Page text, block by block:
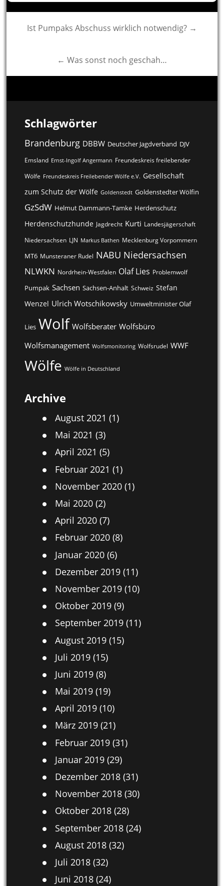
Post
Ist Pumpaks Abschuss wirklich notwendig? →
← Was sonst noch geschah…
Schlagwörter
Brandenburg DBBW Deutscher Jagdverband DJV
Emsland Ernst-Ingolf Angermann Freundeskreis freilebender
Wölfe Freundeskreis Freilebender Wölfe e.V. Gesellschaft
zum Schutz der Wölfe Goldenstedt Goldenstedter Wölfin
GzSdW Helmut Dammann-Tamke Herdenschutz
Herdenschutzhunde Jagdrecht Kurti Landesjägerschaft
Niedersachsen LJN Markus Bathen Mecklenburg Vorpommern
MT6 Munsteraner Rudel NABU Niedersachsen
NLWKN Nordrhein-Westfalen Olaf Lies Problemwolf
Pumpak Sachsen Sachsen-Anhalt Schweiz Stefan
Wenzel Ulrich Wotschikowsky Umweltminister Olaf
Lies Wolf Wolfsberater Wolfsbüro
Wolfsmanagement Wolfsmonitoring Wolfsrudel WWF
Wölfe Wölfe in Deutschland
Archive
August 2021 (1)
Mai 2021 (3)
April 2021 (5)
Februar 2021 (1)
November 2020(1)
Mai 2020(2)
April 2020(7)
Februar 2020(8)
Januar 2020(6)
Dezember 2019(11)
November 2019(10)
Oktober 2019(9)
September 2019(11)
August 2019(15)
Juli 2019(15)
Juni 2019(8)
Mai 2019(19)
April 2019(10)
März 2019(21)
Februar 2019(31)
Januar 2019(29)
Dezember 2018(31)
November 2018(30)
Oktober 2018(28)
September 2018(24)
August 2018(32)
Juli 2018(32)
Juni 2018(24)